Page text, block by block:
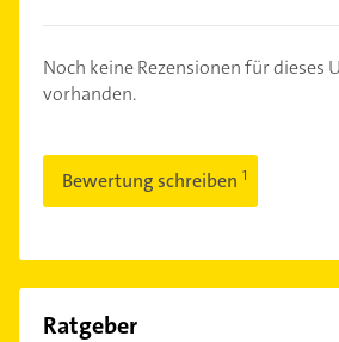
Noch keine Rezensionen für dieses
vorhanden.
Bewertung schreiben
Ratgeber